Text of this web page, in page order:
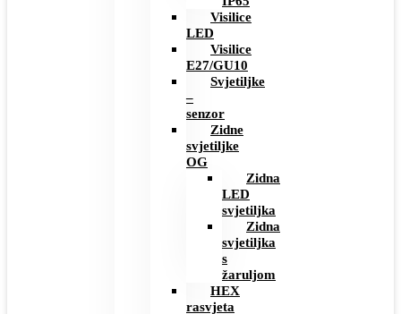
Visilice
LED
Visilice
E27/GU10
Svjetiljke
–
senzor
Zidne
svjetiljke
OG
Zidna
LED
svjetiljka
Zidna
svjetiljka
s
žaruljom
HEX
rasvjeta